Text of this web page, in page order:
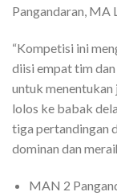
Pangandaran, MA
“Kompetisi ini
diisi empat tim
untuk menentukan
lolos ke babak
tiga pertandingan
dominan dan
MAN 2